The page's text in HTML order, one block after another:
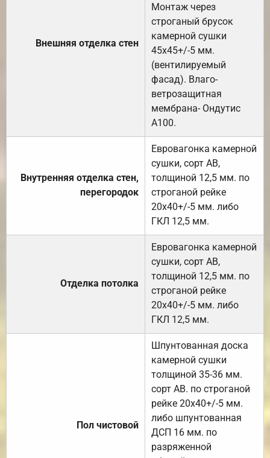
Внешняя отделка стен
Монтаж через
строганый брусок
камерной сушки
45х45+/-5 мм.
(вентилируемый
фасад). Влаго-
ветрозащитная
мембрана- Ондутис
А100.
Внутренняя отделка стен,
перегородок
Евровагонка камерной
сушки, сорт АВ,
толщиной 12,5 мм. по
строганой рейке
20х40+/-5 мм. либо
ГКЛ 12,5 мм.
Отделка потолка
Евровагонка камерной
сушки, сорт АВ,
толщиной 12,5 мм. по
строганой рейке
20х40+/-5 мм. либо
ГКЛ 12,5 мм.
Пол чистовой
Шпунтованная доска
камерной сушки
толщиной 35-36 мм.
сорт АВ. по строганой
рейке 20х40+/-5 мм.
либо шпунтованная
ДСП 16 мм. по
разряженной